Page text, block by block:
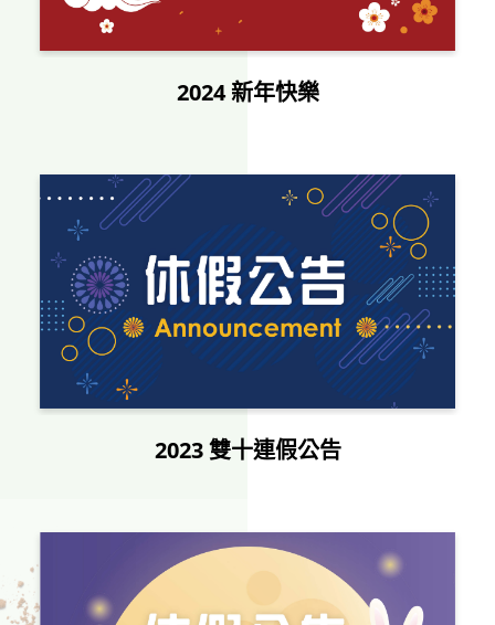
2024 新年快樂
2023 雙十連假公告